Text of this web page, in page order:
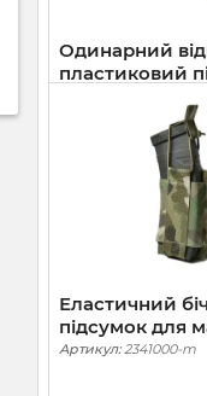
Одинарний
пластиковий
Cordura 1000.
Еластичний
підсумок для
липучці Elastic
Артикул:2341000-m